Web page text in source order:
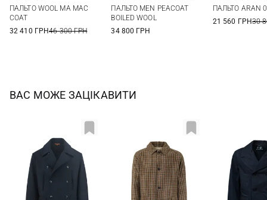
ПАЛЬТО WOOL MA MAC
COAT
32 410 ГРН46 300 ГРН
56
ПАЛЬТО MEN PEACOAT
BOILED WOOL
34 800 ГРН
ПАЛЬТО ARAN
21 560 ГРН30
ВАС МОЖЕ ЗАЦІКАВИТИ